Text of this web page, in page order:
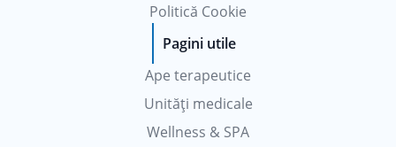
Politică Cookie
Pagini utile
Ape terapeutice
Unități medicale
Wellness & SPA